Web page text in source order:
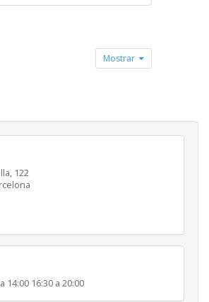
Mostrar
122
14:00 16:30 a 20:00